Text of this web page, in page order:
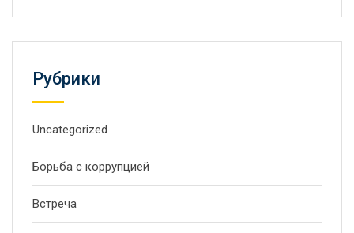
Рубрики
Uncategorized
Борьба с коррупцией
Встреча